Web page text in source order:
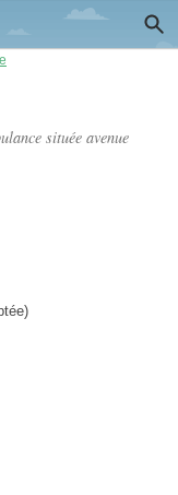
située avenue